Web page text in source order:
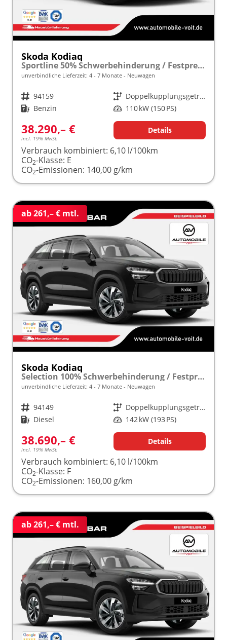
Skoda Kodiaq
Sportline 50% Schwerbehinderung / Festpreisgarantie* Modelljahr 1.5 TSI Mild-Hybrid 150PS DSG "Sonderangebot bei Schwerbehinderung" frei konfigurierbar!
unverbindliche Lieferzeit: 4 - 7 Monate Neuwagen
Fahrzeugnr. 94159 Getriebe
Doppelkupplungsgetriebe (DSG)
Kraftstoff Benzin Leistung 110 kW (150 PS)
38.290,– €
incl. 19% MwSt.
Details
Verbrauch kombiniert: 6,10 l/100km
CO2-Klasse: E
CO2-Emissionen: 140,00 g/km
ab 261,– € mtl.
Skoda Kodiaq
Selection 100% Schwerbehinderung / Festpreisgarantie* Modelljahr 2.0 TDI 193 PS DSG 4x4 "Sonderangebot bei Schwerbehinderung" frei konfigurierbar!
unverbindliche Lieferzeit: 4 - 7 Monate Neuwagen
Fahrzeugnr. 94149 Getriebe
Doppelkupplungsgetriebe (DSG)
Kraftstoff Diesel Leistung 142 kW (193 PS)
38.690,– €
incl. 19% MwSt.
Details
Verbrauch kombiniert: 6,10 l/100km
CO2-Klasse: F
CO2-Emissionen: 160,00 g/km
ab 261,– € mtl.